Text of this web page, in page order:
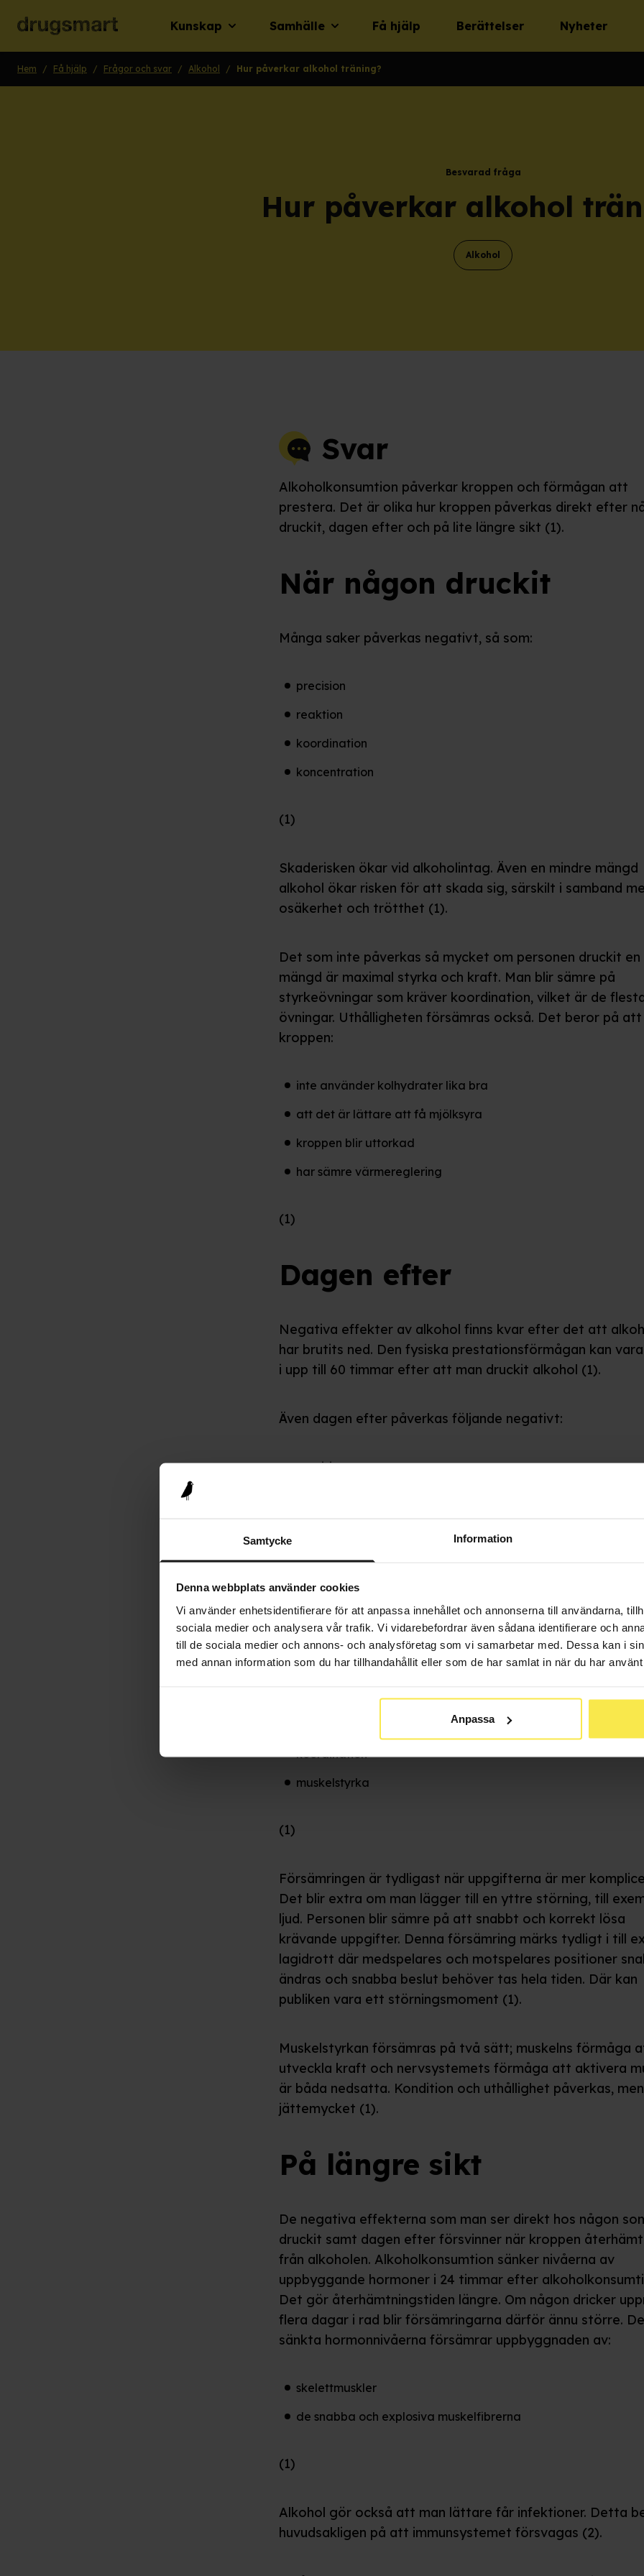
Samtycke Information
Denna webbplats använder cookies
Vi använder enhetsidentifierare för att anpassa innehållet och annonserna till användarna,
sociala medier och analysera vår trafik. Vi vidarebefordrar även sådana identifierare och
till de sociala medier och annons- och analysföretag som vi samarbetar med. Dessa kan i
med annan information som du har tillhandahållit eller som de har samlat in när du har
Anpassa
Kunskap Samhälle Få hjälp Berättelser Nyheter
Hem / Få hjälp / Frågor och svar / Alkohol / Hur påverkar alkohol träning?
Besvarad fråga
Hur påverkar alkohol
Alkohol
Svar
Alkoholkonsumtion påverkar kroppen och förmågan att
prestera. Det är olika hur kroppen påverkas direkt efter
druckit, dagen efter och på lite längre sikt (1).
När någon druckit
Många saker påverkas negativt, så som:
precision
reaktion
koordination
koncentration
(1)
Skaderisken ökar vid alkoholintag. Även en mindre mängd
alkohol ökar risken för att skada sig, särskilt i samband
osäkerhet och trötthet (1).
Det som inte påverkas så mycket om personen druckit en
mängd är maximal styrka och kraft. Man blir sämre på
styrkeövningar som kräver koordination, vilket är de
övningar. Uthålligheten försämras också. Det beror på att
kroppen:
inte använder kolhydrater lika bra
att det är lättare att få mjölksyra
kroppen blir uttorkad
har sämre värmereglering
(1)
Dagen efter
Negativa effekter av alkohol finns kvar efter det att
har brutits ned. Den fysiska prestationsförmågan kan
i upp till 60 timmar efter att man druckit alkohol (1).
Även dagen efter påverkas följande negativt:
precision
Det leder till att det blir försämring i:
koordination
muskelstyrka
(1)
Försämringen är tydligast när uppgifterna är mer
Det blir extra om man lägger till en yttre störning, till
ljud. Personen blir sämre på att snabbt och korrekt lösa
krävande uppgifter. Denna försämring märks tydligt i till
lagidrott där medspelares och motspelares positioner
ändras och snabba beslut behöver tas hela tiden. Där kan
publiken vara ett störningsmoment (1).
Muskelstyrkan försämras på två sätt; muskelns förmåga
utveckla kraft och nervsystemets förmåga att aktivera
är båda nedsatta. Kondition och uthållighet påverkas,
jättemycket (1).
På längre sikt
De negativa effekterna som man ser direkt hos någon
druckit samt dagen efter försvinner när kroppen
från alkoholen. Alkoholkonsumtion sänker nivåerna av
uppbyggande hormoner i 24 timmar efter
Det gör återhämtningstiden längre. Om någon dricker
flera dagar i rad blir försämringarna därför ännu större. De
sänkta hormonnivåerna försämrar uppbyggnaden av:
skelettmuskler
de snabba och explosiva muskelfibrerna
(1)
Alkohol gör också att man lättare får infektioner. Detta
huvudsakligen på att immunsystemet försvagas (2).